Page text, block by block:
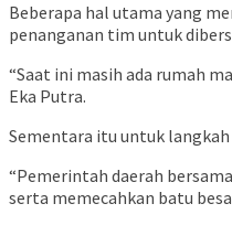
Beberapa hal utama yang
penanganan tim untuk
“Saat ini masih ada rumah
Eka Putra.
Sementara itu untuk
“Pemerintah daerah
serta memecahkan batu